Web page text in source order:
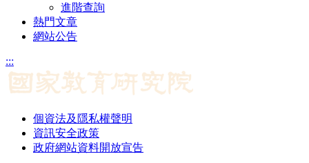
進階查詢
熱門文章
網站公告
:::
個資法及隱私權聲明
資訊安全政策
政府網站資料開放宣告